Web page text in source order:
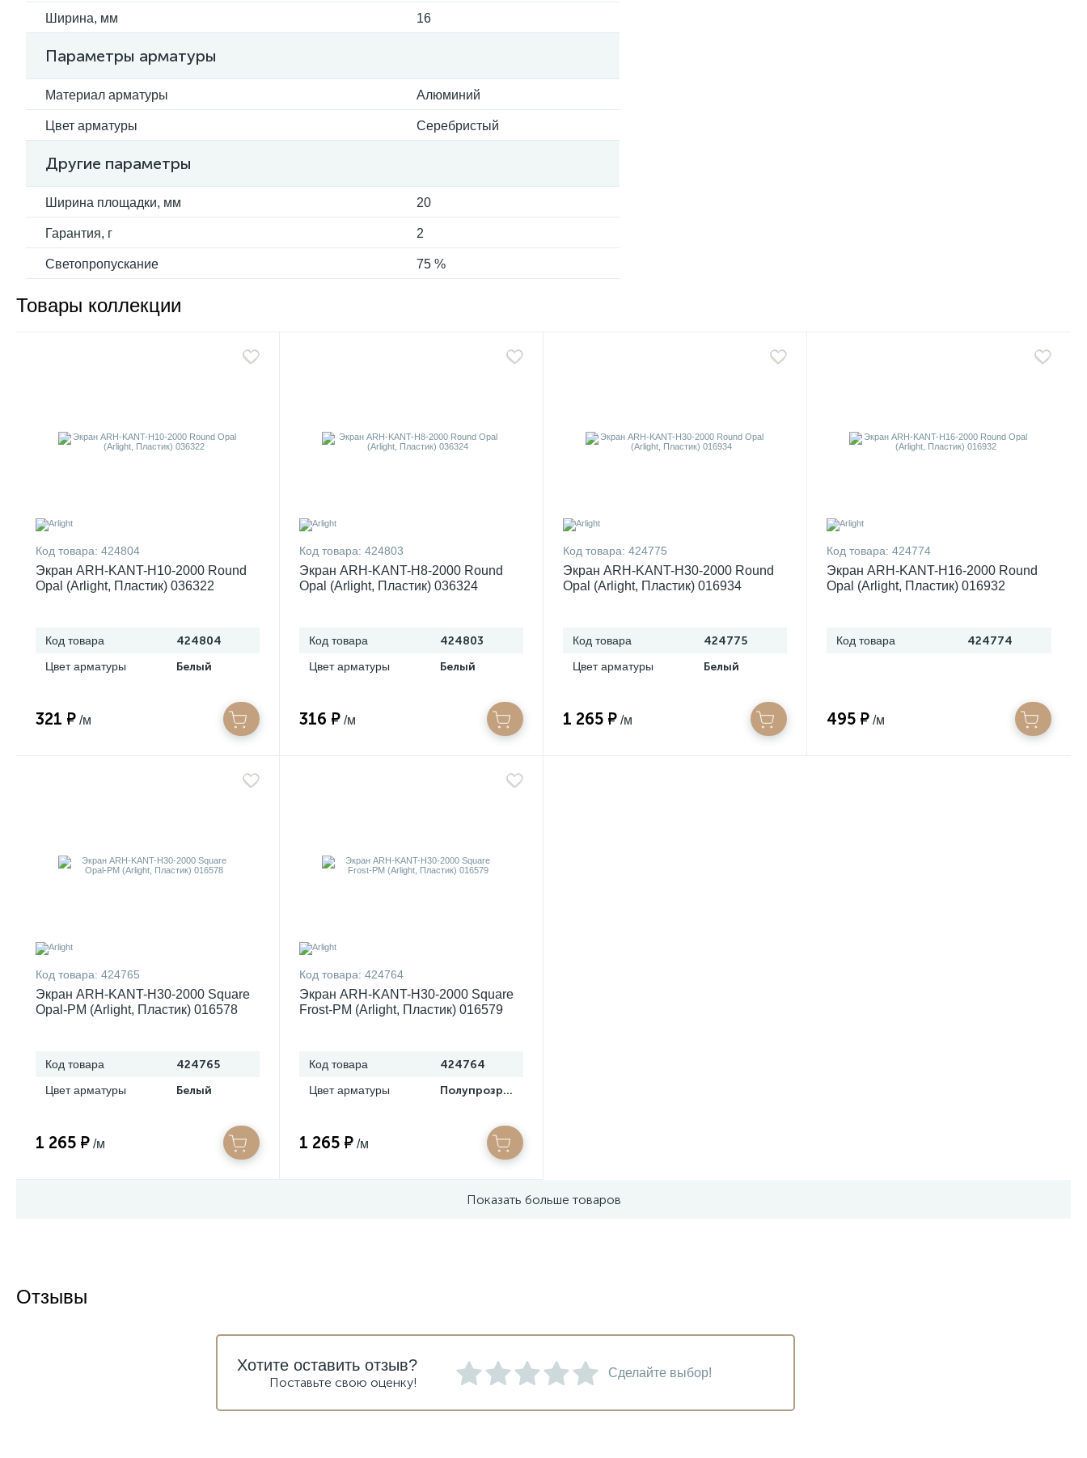
Ширина, мм 16
Параметры арматуры
Материал арматуры Алюминий
Цвет арматуры Серебристый
Другие параметры
Ширина площадки, мм 20
Гарантия, г 2
Светопропускание 75 %
Товары коллекции
Код товара: 424804
Экран ARH-KANT-H10-2000 Round
Opal (Arlight, Пластик) 036322
Код товара 424804
Цвет арматуры Белый
321 ₽ /м
Код товара: 424803
Экран ARH-KANT-H8-2000 Round
Opal (Arlight, Пластик) 036324
Код товара 424803
Цвет арматуры Белый
316 ₽ /м
Код товара: 424775
Экран ARH-KANT-H30-2000 Round
Opal (Arlight, Пластик) 016934
Код товара 424775
Цвет арматуры Белый
1 265 ₽ /м
Код товара: 424774
Экран ARH-KANT-H16-2000 Round
Opal (Arlight, Пластик) 016932
Код товара 424774
495 ₽ /м
Код товара: 424765
Экран ARH-KANT-H30-2000 Square
Opal-PM (Arlight, Пластик) 016578
Код товара 424765
Цвет арматуры Белый
1 265 ₽ /м
Код товара: 424764
Экран ARH-KANT-H30-2000 Square
Frost-PM (Arlight, Пластик) 016579
Код товара 424764
Цвет арматуры Полупрозрачный
1 265 ₽ /м
Показать больше товаров
Отзывы
Хотите оставить отзыв?
Поставьте свою оценку!
Сделайте выбор!